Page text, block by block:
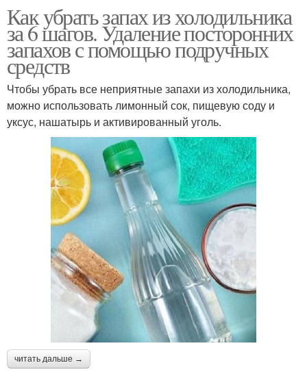
Как убрать запах из холодильника
за 6 шагов. Удаление посторонних
запахов с помощью подручных
средств
Чтобы убрать все неприятные запахи из холодильника,
можно использовать лимонный сок, пищевую соду и
уксус, нашатырь и активированный уголь.
читать дальше →